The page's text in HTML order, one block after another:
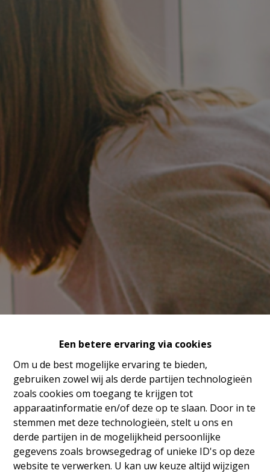
Een betere ervaring via cookies
Om u de best mogelijke ervaring te bieden,
gebruiken zowel wij als derde partijen technologieën
zoals cookies om toegang te krijgen tot
apparaatinformatie en/of deze op te slaan. Door in te
stemmen met deze technologieën, stelt u ons en
derde partijen in de mogelijkheid persoonlijke
gegevens zoals browsegedrag of unieke ID's op deze
website te verwerken. U kan uw keuze altijd wijzigen